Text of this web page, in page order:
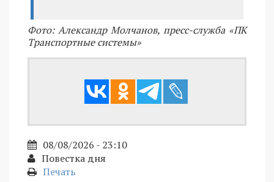
Фото: Александр Молчанов, пресс-служба «ПК
Транспортные системы»
08/08/2026 - 23:10
Повестка дня
Печать